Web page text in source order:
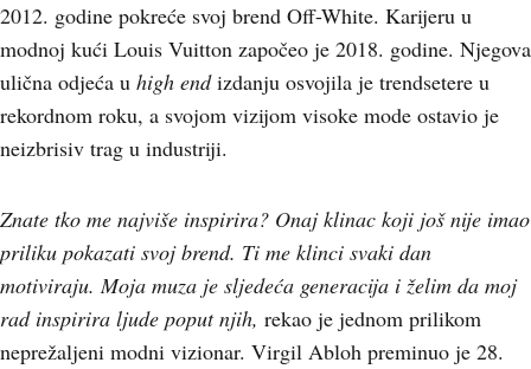
2012. godine pokreće svoj brend Off-White. Karijeru u
modnoj kući Louis Vuitton započeo je 2018. godine. Njegova
ulična odjeća u high endizdanju osvojila je trendsetere u
rekordnom roku, a svojom vizijom visoke mode ostavio je
neizbrisiv trag u industriji.
Znate tko me najviše inspirira? Onaj klinac koji još nije imao
priliku pokazati svoj brend. Ti me klinci svaki dan
motiviraju. Moja muza je sljedeća generacija i želim da moj
rad inspirira ljude poput njih, rekao je jednom prilikom
neprežaljeni modni vizionar. Virgil Abloh preminuo je 28.